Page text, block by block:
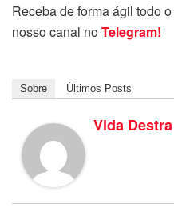
Receba de forma ágil todo
nosso canal noTelegram!
Sobre Últimos Posts
Vida